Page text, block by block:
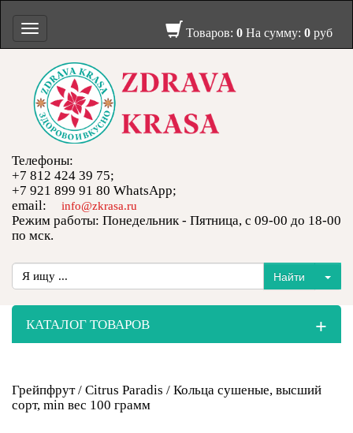
Товаров: 0 На сумму: 0 руб
Toggle
navigation
Телефоны:
+7 812 424 39 75;
+7 921 899 91 80 WhatsApp;
email:
info@zkrasa.ru
Режим работы: Понедельник - Пятница, с 09-00 до 18-00
по мск.
КАТАЛОГ ТОВАРОВ +
Грейпфрут / Citrus Paradis / Кольца сушеные, высший
сорт, min вес 100 грамм